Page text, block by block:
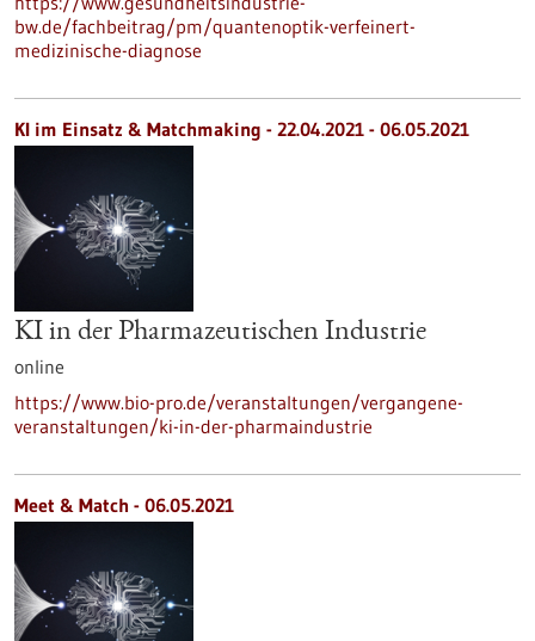
bw.de/fachbeitrag/pm/quantenoptik-verfeinert-
medizinische-diagnose
KI im Einsatz & Matchmaking - 22.04.2021 - 06.05.2021
KI in der Pharmazeutischen Industrie
online
https://www.bio-pro.de/veranstaltungen/vergangene-
veranstaltungen/ki-in-der-pharmaindustrie
Meet & Match - 06.05.2021